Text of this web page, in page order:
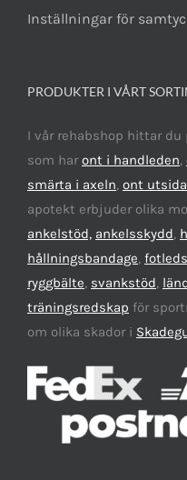
Inställningar för
PRODUKTER I VÅRT
I vår rehabshop hittar
som haront i handleden,
smärta i axeln, ont
apotekt erbjuder olika
ankelstöd, ankelsskydd,
hållningsbandage,
ryggbälte, svankstöd,
träningsredskap för
om olika skador i